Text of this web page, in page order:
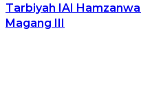
Tarbiyah IAI
Magang III